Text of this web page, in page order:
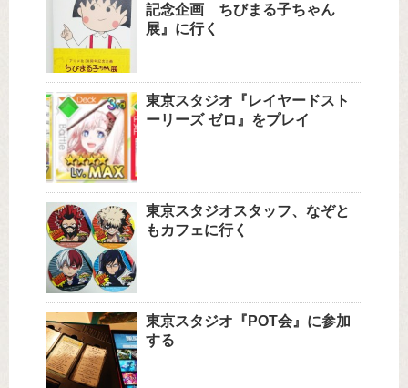
記念企画 ちびまる子ちゃん
展』に行く
東京スタジオ『レイヤードスト
ーリーズ ゼロ』をプレイ
東京スタジオスタッフ、なぞと
もカフェに行く
東京スタジオ『POT会』に参加
する